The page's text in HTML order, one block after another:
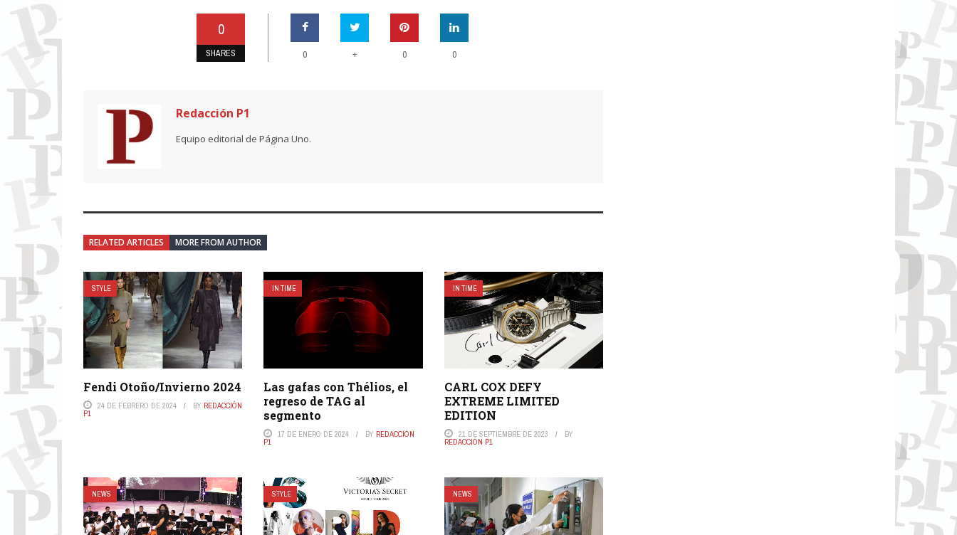
0
SHARES 0 + 0 0
Redacción P1
Equipo editorial de Página Uno.
RELATED ARTICLES MORE FROM AUTHOR
STYLE
Fendi Otoño/Invierno 2024
24 DE FEBRERO DE 2024 BY REDACCIÓN
P1
IN TIME
Las gafas con Thélios, el
regreso de TAG al
segmento
17 DE ENERO DE 2024 BY REDACCIÓN
P1
IN TIME
CARL COX DEFY
EXTREME LIMITED
EDITION
21 DE SEPTIEMBRE DE 2023 BY
REDACCIÓN P1
NEWS STYLE NEWS